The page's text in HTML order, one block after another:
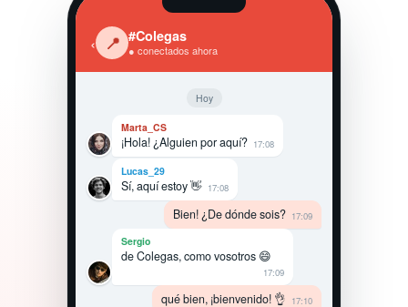
‹ 📍 #Colegas
● conectados ahora
Hoy
Marta_CS
¡Hola! ¿Alguien por aquí? 17:08
Lucas_29
Sí, aquí estoy 👋 17:08
Bien! ¿De dónde sois? 17:09
Sergio
de Colegas, como vosotros 😄
17:09
qué bien, ¡bienvenido! 👌 17:10